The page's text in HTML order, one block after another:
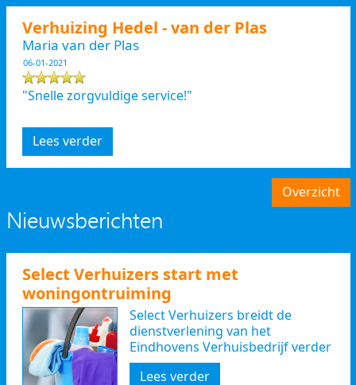
Verhuizing Hedel - van der Plas
Maria van der Plas
06-01-2021
"Snelle zorgvuldige service!"
Lees verder
Overzicht
Nieuwsberichten
Select Verhuizers start met
woningontruiming
Select Verhuizers breidt de
dienstverlening van het
Eindhovens Verhuisbedrijf verder
uit
Lees verder